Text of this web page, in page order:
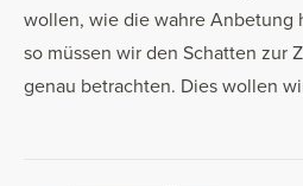
wollen, wie die wahre Anbetung
so müssen wir den Schatten zur
genau betrachten. Dies wollen